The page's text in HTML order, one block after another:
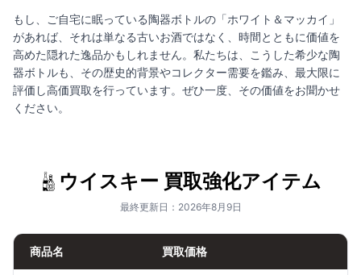
もし、ご自宅に眠っている陶器ボトルの「ホワイト＆マッカイ」
があれば、それは単なる古いお酒ではなく、時間とともに価値を
高めた隠れた逸品かもしれません。私たちは、こうした希少な陶
器ボトルも、その歴史的背景やコレクター需要を鑑み、最大限に
評価し高価買取を行っています。ぜひ一度、その価値をお聞かせ
ください。
ウイスキー 買取強化アイテム
最終更新日：2026年8月9日
商品名 買取価格